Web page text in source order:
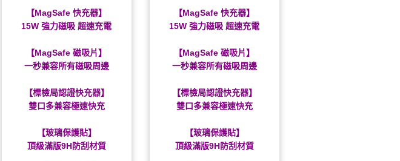
【MagSafe 快充器】
15W 強力磁吸 超速充電
【MagSafe 磁吸片】
一秒兼容所有磁吸周邊
【標檢局認證快充器】
雙口多兼容極速快充
【玻璃保護貼】
頂級滿版9H防刮材質
【MagSafe 快充器】
15W 強力磁吸 超速充電
【MagSafe 磁吸片】
一秒兼容所有磁吸周邊
【標檢局認證快充器】
雙口多兼容極速快充
【玻璃保護貼】
頂級滿版9H防刮材質